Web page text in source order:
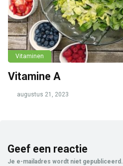
Vitaminen
Vitamine A
augustus 21, 2023
Geef een reactie
Je e-mailadres wordt niet gepubliceerd.